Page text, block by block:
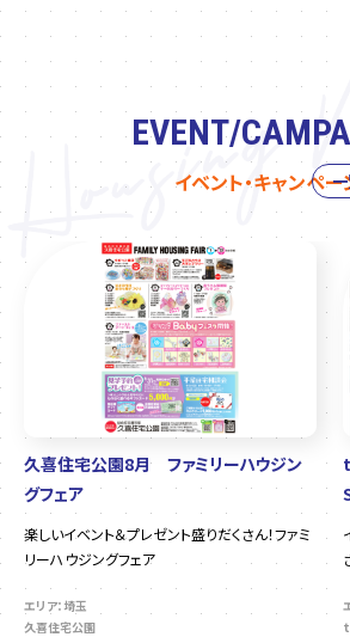
EVENT/
イベント・キャンペー
久喜住宅公園8月 ファミリーハウジン
グフェア
楽しいイベント＆プレゼント盛りだくさん！ファミ
リーハウジングフェア
エリア：埼玉
久喜住宅公園